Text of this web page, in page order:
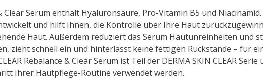
Clear Serum enthält Hyaluronsäure, Pro-Vitamin B5 und
und hilft Ihnen, die Kontrolle über Ihre Haut
Haut. Außerdem reduziert das Serum Hautunreinheiten und
zieht schnell ein und hinterlässt keine fettigen Rückstände – für
Rebalance & Clear Serum ist Teil der DERMASKIN CLEAR
Ihrer Hautpflege-Routine verwendet werden.